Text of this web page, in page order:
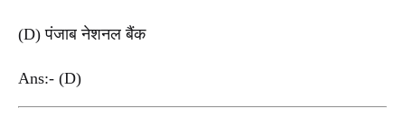
(D) पंजाब नेशनल बैंक
Ans:- (D)